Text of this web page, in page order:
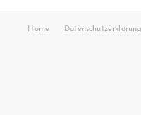
Home Datenschutzerklärung